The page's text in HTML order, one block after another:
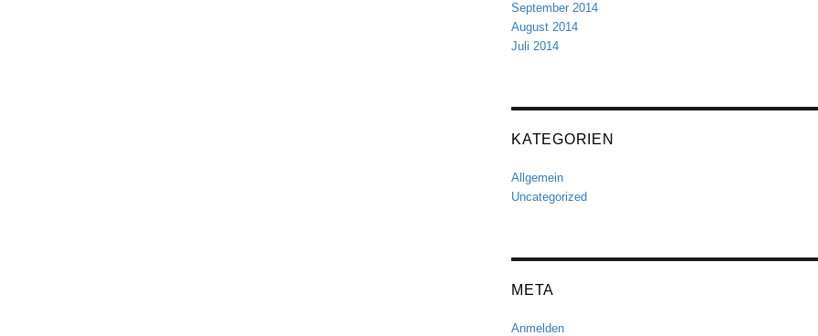
September 2014
August 2014
Juli 2014
KATEGORIEN
Allgemein
Uncategorized
META
Anmelden